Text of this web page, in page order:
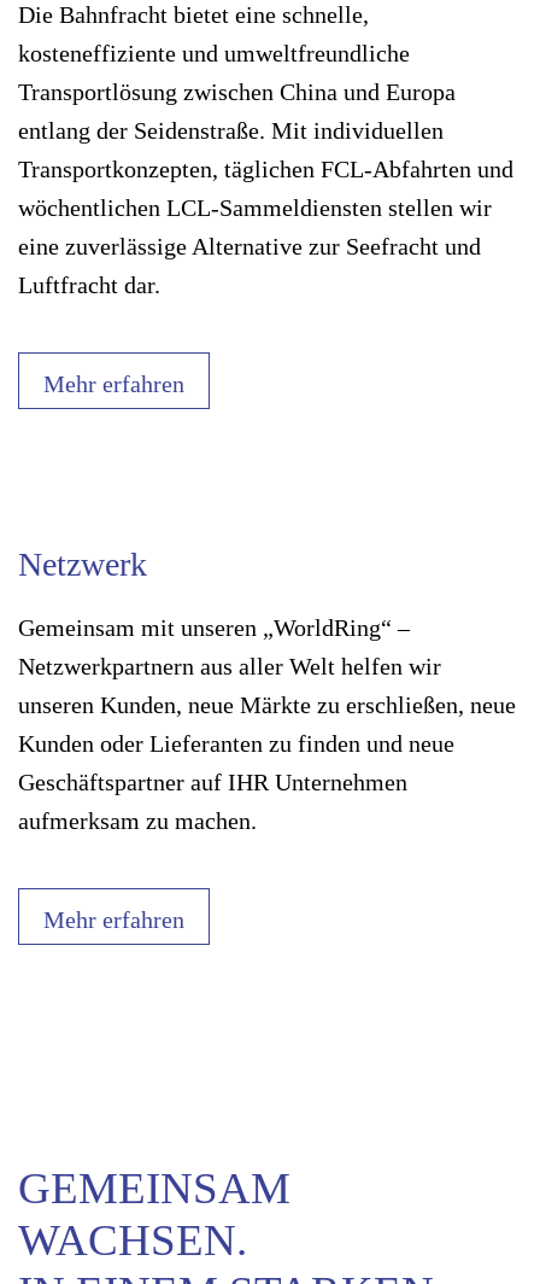
Die Bahnfracht bietet eine schnelle,
kosteneffiziente und umweltfreundliche
Transportlösung zwischen China und Europa
entlang der Seidenstraße. Mit individuellen
Transportkonzepten, täglichen FCL-Abfahrten und
wöchentlichen LCL-Sammeldiensten stellen wir
eine zuverlässige Alternative zur Seefracht und
Luftfracht dar.
Mehr erfahren
Netzwerk
Gemeinsam mit unseren „WorldRing“ –
Netzwerkpartnern aus aller Welt helfen wir
unseren Kunden, neue Märkte zu erschließen, neue
Kunden oder Lieferanten zu finden und neue
Geschäftspartner auf IHR Unternehmen
aufmerksam zu machen.
Mehr erfahren
GEMEINSAM
WACHSEN.